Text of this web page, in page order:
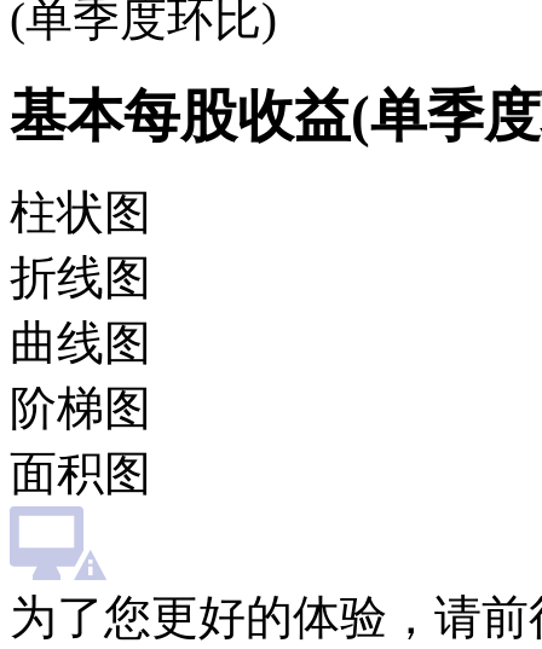
(单季度环比)
基本每股收益(单季
柱状图
折线图
曲线图
阶梯图
面积图
为了您更好的体验，请